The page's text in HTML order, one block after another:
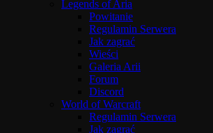
Legends of Aria
Powitanie
Regulamin Serwera
Jak zagrać
Wieści
Galeria Arii
Forum
Discord
World of Warcraft
Regulamin Serwera
Jak zagrać